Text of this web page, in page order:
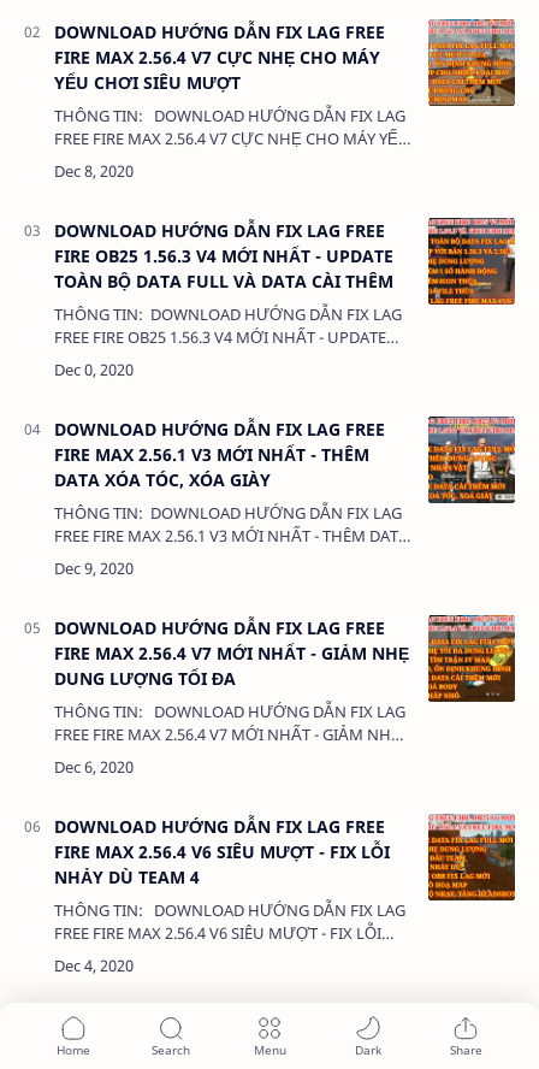
DOWNLOAD HƯỚNG DẪN FIX LAG FREE
FIRE MAX 2.56.4 V7 CỰC NHẸ CHO MÁY
YẾU CHƠI SIÊU MƯỢT
THÔNG TIN: DOWNLOAD HƯỚNG DẪN FIX LAG
FREE FIRE MAX 2.56.4 V7 CỰC NHẸ CHO MÁY YẾU
CHƠI SIÊU MƯỢT DUNG LƯỢNG: 380 Kb LIÊN
KẾT: - DATA CÀI THÊM L…
DOWNLOAD HƯỚNG DẪN FIX LAG FREE
FIRE OB25 1.56.3 V4 MỚI NHẤT - UPDATE
TOÀN BỘ DATA FULL VÀ DATA CÀI THÊM
THÔNG TIN: DOWNLOAD HƯỚNG DẪN FIX LAG
FREE FIRE OB25 1.56.3 V4 MỚI NHẤT - UPDATE
TOÀN BỘ DATA FULL VÀ DATA CÀI THÊM DUNG
DOWNLOAD HƯỚNG DẪN FIX LAG FREE
FIRE MAX 2.56.1 V3 MỚI NHẤT - THÊM
DATA XÓA TÓC, XÓA GIÀY
THÔNG TIN: DOWNLOAD HƯỚNG DẪN FIX LAG
FREE FIRE MAX 2.56.1 V3 MỚI NHẤT - THÊM DATA
XÓA TÓC, XÓA GIÀY DUNG LƯỢNG: 380 Kb LIÊN
KẾT: - DATA CÀI T…
DOWNLOAD HƯỚNG DẪN FIX LAG FREE
FIRE MAX 2.56.4 V7 MỚI NHẤT - GIẢM NHẸ
DUNG LƯỢNG TỐI ĐA
THÔNG TIN: DOWNLOAD HƯỚNG DẪN FIX LAG
FREE FIRE MAX 2.56.4 V7 MỚI NHẤT - GIẢM NHẸ
DUNG LƯỢNG TỐI ĐA DUNG LƯỢNG: 380 Kb
LIÊN KẾT: - DATA CÀI THÊ…
DOWNLOAD HƯỚNG DẪN FIX LAG FREE
FIRE MAX 2.56.4 V6 SIÊU MƯỢT - FIX LỖI
NHẢY DÙ TEAM 4
THÔNG TIN: DOWNLOAD HƯỚNG DẪN FIX LAG
FREE FIRE MAX 2.56.4 V6 SIÊU MƯỢT - FIX LỖI
NHẢY DÙ TEAM 4 DUNG LƯỢNG: 380 Kb LIÊN
KẾT: - DATA CÀI…